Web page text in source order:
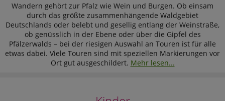
Wandern gehört zur Pfalz wie Wein und Burgen. Ob einsam
durch das größte zusammenhängende Waldgebiet
Deutschlands oder belebt und gesellig entlang der Weinstraße,
ob genüsslich in der Ebene oder über die Gipfel des
Pfälzerwalds – bei der riesigen Auswahl an Touren ist für alle
etwas dabei. Viele Touren sind mit speziellen Markierungen vor
Ort gut ausgeschildert. Mehr lesen...